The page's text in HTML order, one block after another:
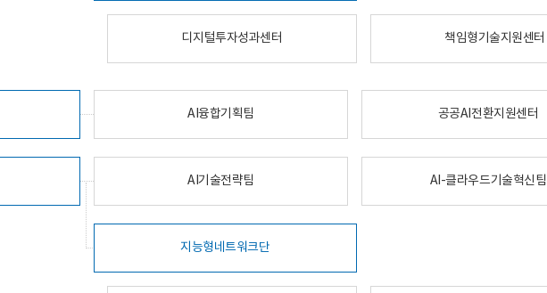
디지털투자성과센터 책임형기술지원센터
AI융합기획팀 공공AI전환지원센터
AI기술전략팀 AI-클라우드기술혁신팀
지능형네트워크단